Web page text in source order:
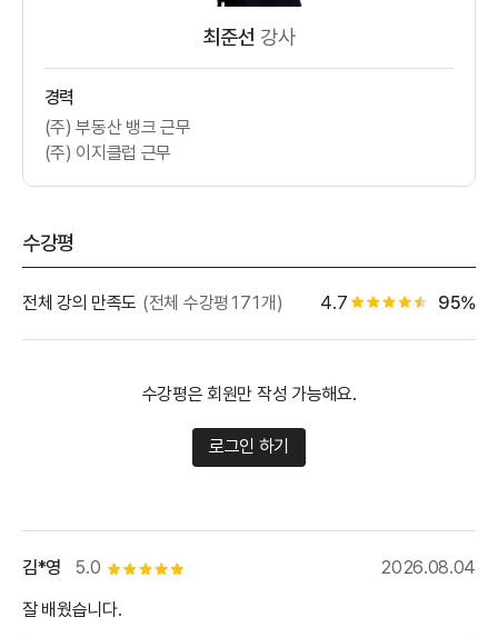
최준선 강사
경력
(주) 부동산 뱅크 근무
(주) 이지클럽 근무
수강평
전체 강의 만족도 (전체 수강평171개) 4.7 별점 4.5개 별점 백
95%
수강평은 회원만 작성 가능해요.
로그인 하기
5.0 별점 5개
김*영
2026.08.04
잘 배웠습니다.